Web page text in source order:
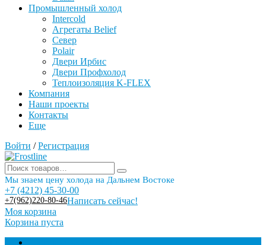
Промышленный холод
Intercold
Агрегаты Belief
Север
Polair
Двери Ирбис
Двери Профхолод
Теплоизоляция K-FLEX
Компания
Наши проекты
Контакты
Еще
Войти / Регистрация
Мы знаем цену холода на Дальнем Востоке
+7 (4212) 45-30-00
+7(962)220-80-46Написать сейчас!
Моя корзина
Корзина пуста